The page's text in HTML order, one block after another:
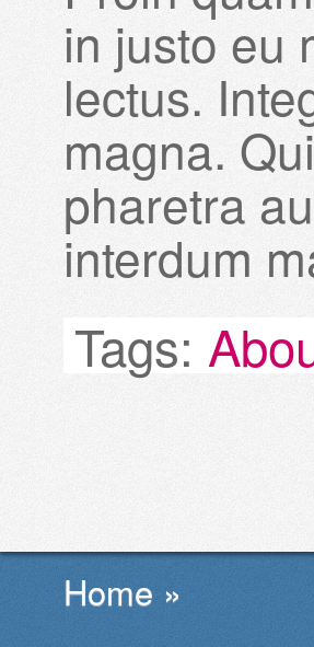
in justo eu
lectus.
magna.
pharetra
interdum
Tags:
Home »